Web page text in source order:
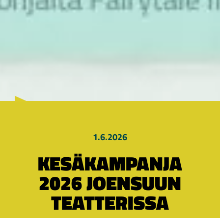
1.6.2026
KESÄKAMPANJA
2026 JOENSUUN
TEATTERISSA